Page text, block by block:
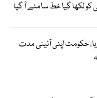
لکھا گیا خط سامنے آ گیا
حکومت اپنی آئینی مدت